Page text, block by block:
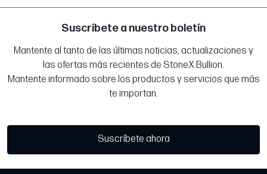
Suscríbete a nuestro boletín
Mantente al tanto de las últimas noticias, actualizaciones y
las ofertas más recientes de StoneX Bullion.
Mantente informado sobre los productos y servicios que más
te importan.
Suscríbete ahora